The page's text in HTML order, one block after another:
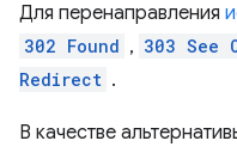
Для перенаправления
302 Found , 303 See
Redirect .
В качестве